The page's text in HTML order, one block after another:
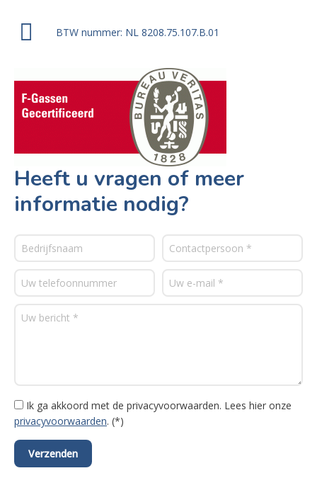
BTW nummer: NL 8208.75.107.B.01
Heeft u vragen of meer
informatie nodig?
Ik ga akkoord met de privacyvoorwaarden. Lees hier onze
privacyvoorwaarden. (*)